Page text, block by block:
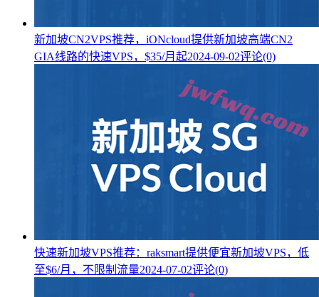
新加坡CN2VPS推荐，iONcloud提供新加坡高端CN2
GIA线路的快速VPS，$35/月起2024-09-02评论(0)
快速新加坡VPS推荐：raksmart提供便宜新加坡VPS，低
至$6/月，不限制流量2024-07-02评论(0)